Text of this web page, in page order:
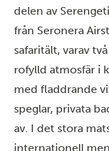
delen av
från Seronera
safaritält, varav
rofylld atmosfär i
med fladdrande
speglar, privata
av. I det stora
internationell